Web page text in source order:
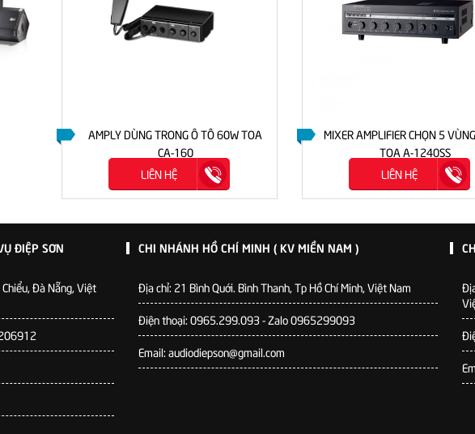
AMPLY DÙNG TRONG Ô TÔ 60W TOA
CA-160
LIÊN HỆ
MIXER AMPLIFIER CHỌN 5
TOA A-1240SS
LIÊN HỆ
ĐIỆP SƠN
Đà Nẵng, Việt
CHI NHÁNH HỒ CHÍ MINH ( KV MIỀN NAM )
Địa chỉ: 21 Bình Quới. Bình Thanh, Tp Hồ Chí Minh, Việt Nam
Điện thoại: 0965.299.093 - Zalo 0965299093
Email: audiodiepson@gmail.com